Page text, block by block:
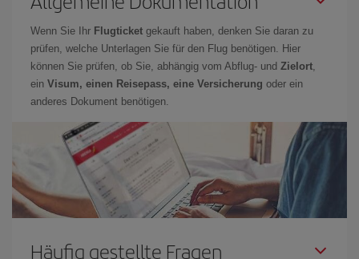
Wenn Sie Ihr Flugticket gekauft haben, denken Sie daran zu
prüfen, welche Unterlagen Sie für den Flug benötigen. Hier
können Sie prüfen, ob Sie, abhängig vom Abflug- und Zielort,
ein Visum, einen Reisepass, eine Versicherung oder ein
anderes Dokument benötigen.
Häufig gestellte Fragen